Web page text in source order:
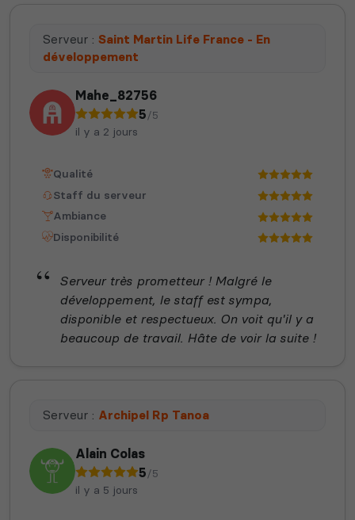
Serveur : Saint Martin Life France - En
développement
Mahe_82756
5/5
il y a 2 jours
Qualité
Staff du serveur
Ambiance
Disponibilité
Serveur très prometteur ! Malgré le
développement, le staff est sympa,
disponible et respectueux. On voit qu'il y a
beaucoup de travail. Hâte de voir la suite !
Serveur : Archipel Rp Tanoa
Alain Colas
5/5
il y a 5 jours